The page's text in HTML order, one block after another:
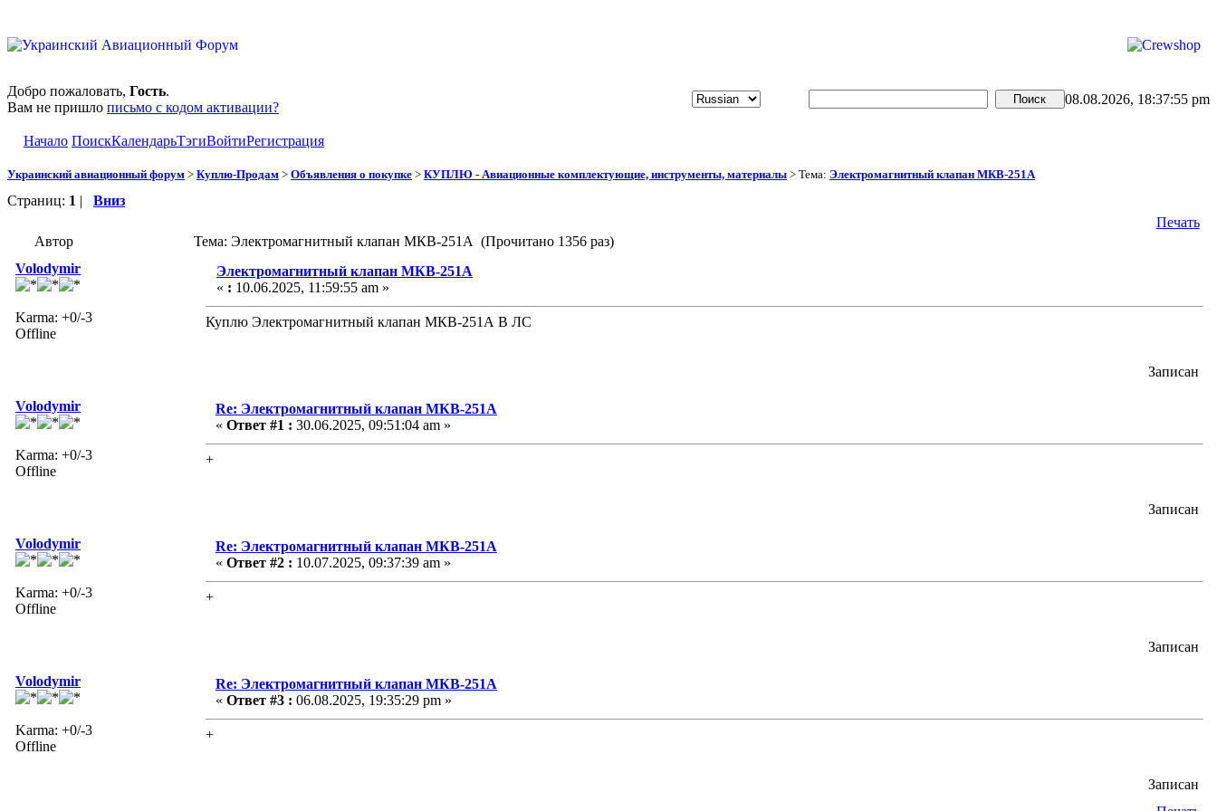
Добро пожаловать, Гость.
Вам не пришло письмо с кодом активации?
08.08.2026, 18:37:55 pm
Начало ПоискКалендарьТэгиВойтиРегистрация
Украинский авиационный форум > Куплю-Продам > Объявления о покупке > КУПЛЮ - Авиационные комплектующие, инструменты, материалы > Тема: Электромагнитный клапан МКВ-251А
Страниц: 1 | Вниз
Печать
Автор
Тема: Электромагнитный клапан МКВ-251А (Прочитано 1356 раз)
Volodymir
Karma: +0/-3
Offline
Электромагнитный клапан МКВ-251А
« : 10.06.2025, 11:59:55 am »
Куплю Электромагнитный клапан МКВ-251А В ЛС
Записан
Volodymir
Karma: +0/-3
Offline
Re: Электромагнитный клапан МКВ-251А
« Ответ #1 : 30.06.2025, 09:51:04 am »
+
Записан
Volodymir
Karma: +0/-3
Offline
Re: Электромагнитный клапан МКВ-251А
« Ответ #2 : 10.07.2025, 09:37:39 am »
+
Записан
Volodymir
Karma: +0/-3
Offline
Re: Электромагнитный клапан МКВ-251А
« Ответ #3 : 06.08.2025, 19:35:29 pm »
+
Записан